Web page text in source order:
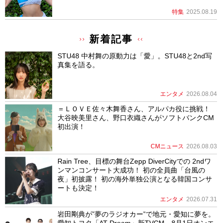
特集 2025.08.19
新着記事
STU48 中村舞の原動力は「愛」。STU48と2nd写
真集を語る。
エンタメ 2026.08.04
＝ＬＯＶＥ佐々木舞香さん、アルパカ役に挑戦！
大谷映美里さん、野口衣織さんがソフトバンクCM
初出演！
CMニュース 2026.08.03
Rain Tree、目標の舞台Zepp DiverCityでの 2ndワ
ンマンコンサート大成功！ 初の全員曲「台風の
夜」初披露！ 初の海外単独公演となる韓国コンサ
ートも決定！
エンタメ 2026.07.31
岩田剛典が”夢のラジオカー”で地元・愛知に夢を。